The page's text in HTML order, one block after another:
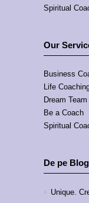
Spiritual
Our
Business
Life
Dream
Be a Coach
Spiritual
De pe Blog
Unique.